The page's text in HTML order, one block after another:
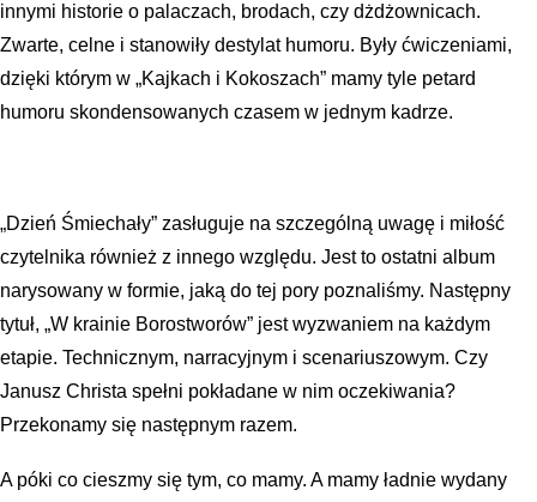
innymi historie o palaczach, brodach, czy dżdżownicach.
Zwarte, celne i stanowiły destylat humoru. Były ćwiczeniami,
dzięki którym w „Kajkach i Kokoszach” mamy tyle petard
humoru skondensowanych czasem w jednym kadrze.
„Dzień Śmiechały” zasługuje na szczególną uwagę i miłość
czytelnika również z innego względu. Jest to ostatni album
narysowany w formie, jaką do tej pory poznaliśmy. Następny
tytuł, „W krainie Borostworów” jest wyzwaniem na każdym
etapie. Technicznym, narracyjnym i scenariuszowym. Czy
Janusz Christa spełni pokładane w nim oczekiwania?
Przekonamy się następnym razem.
A póki co cieszmy się tym, co mamy. A mamy ładnie wydany